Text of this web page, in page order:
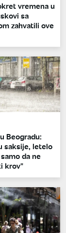
vremena u
sa
zahvatili ove
Beogradu:
saksije, letelo
da ne
krov"